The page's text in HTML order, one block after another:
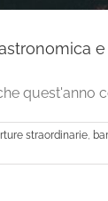
quest'anno
straordinarie